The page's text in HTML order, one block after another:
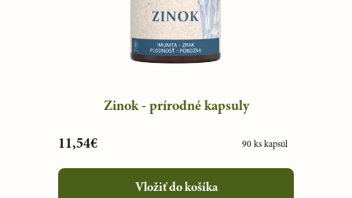
Zinok - prírodné kapsuly
11,54€ 90 ks kapsúl
Vložiť do košíka